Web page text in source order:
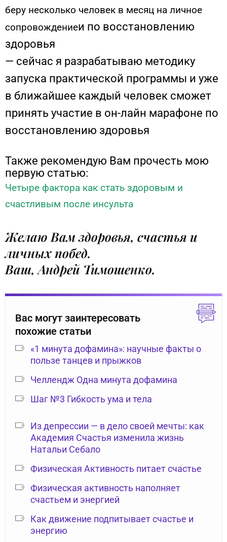
беру несколько человек в месяц на личное
сопровождениеи по восстановлению
здоровья
— сейчас я разрабатываю методику
запуска практической программы и уже
в ближайшее каждый человек сможет
принять участие в он-лайн марафоне по
восстановлению здоровья
Также рекомендую Вам прочесть мою
первую статью:
Четыре фактора как стать здоровым и
счастливым после инсульта
Желаю Вам здоровья, счастья и
личных побед.
Ваш, Андрей Тимошенко.
Вас могут заинтересовать
похожие статьи
«1 минута дофамина»: научные факты о
пользе танцев и прыжков
Челлендж Одна минута дофамина
Шаг №3 Гибкость ума и тела
Из депрессии — в дело своей мечты: как
Академия Счастья изменила жизнь
Натальи Себало
Физическая Активность питает счастье
Физическая активность наполняет
счастьем и энергией
Как движение подпитывает счастье и
энергию